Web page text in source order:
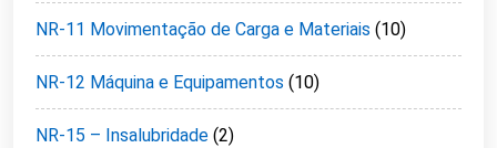
NR-11 Movimentação de Carga e Materiais (10)
NR-12 Máquina e Equipamentos (10)
NR-15 – Insalubridade (2)